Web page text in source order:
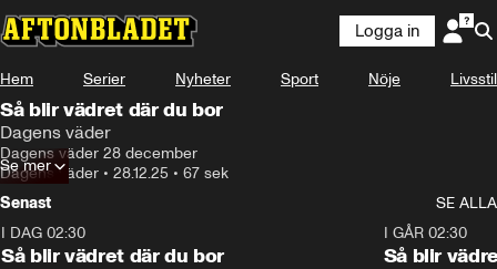
Logga in
Hem Serier Nyheter Sport Nöje Livsstil
Så blir vädret där du bor
Dagens väder
Dagens väder 28 december
Dagens väder • 28.12.25 • 67 sek
Se mer
Senast
SE ALLA
I DAG 02:30
Så blir vädret där du bor
I GÅR 02:30
Så blir